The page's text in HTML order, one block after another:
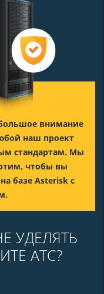
внимание
наш проект
стандартам. Мы
чтобы вы
базе Asterisk с
УДЕЛЯТЬ
АТС?